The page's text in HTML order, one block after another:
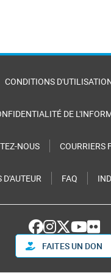
CONDITIONS
DE
NOUS COURRIERS
D'AUTEUR FAQ
FAITES UN DON